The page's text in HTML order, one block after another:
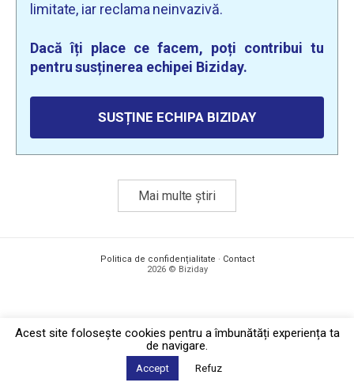
limitate, iar reclama neinvazivă.
Dacă îți place ce facem, poți contribui tu
pentru susținerea echipei Biziday.
SUSȚINE ECHIPA BIZIDAY
Mai multe știri
Politica de confidențialitate · Contact
2026 © Biziday
Acest site foloseşte cookies pentru a îmbunătăți experiența ta
de navigare.
Accept Refuz